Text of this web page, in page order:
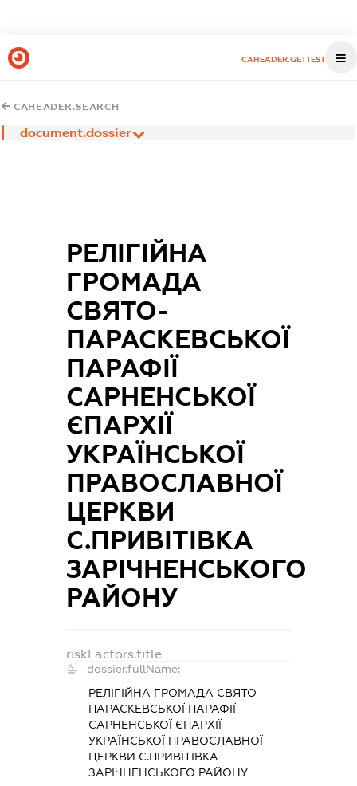
CAHEADER.GETTEST
CAHEADER.SEARCH
document.dossier
РЕЛІГІЙНА
ГРОМАДА
СВЯТО-
ПАРАСКЕВСЬКОЇ
ПАРАФІЇ
САРНЕНСЬКОЇ
ЄПАРХІЇ
УКРАЇНСЬКОЇ
ПРАВОСЛАВНОЇ
ЦЕРКВИ
С.ПРИВІТІВКА
ЗАРІЧНЕНСЬКОГО
РАЙОНУ
riskFactors.title
dossier.fullName:
РЕЛІГІЙНА ГРОМАДА СВЯТО-
ПАРАСКЕВСЬКОЇ ПАРАФІЇ
САРНЕНСЬКОЇ ЄПАРХІЇ
УКРАЇНСЬКОЇ ПРАВОСЛАВНОЇ
ЦЕРКВИ С.ПРИВІТІВКА
ЗАРІЧНЕНСЬКОГО РАЙОНУ